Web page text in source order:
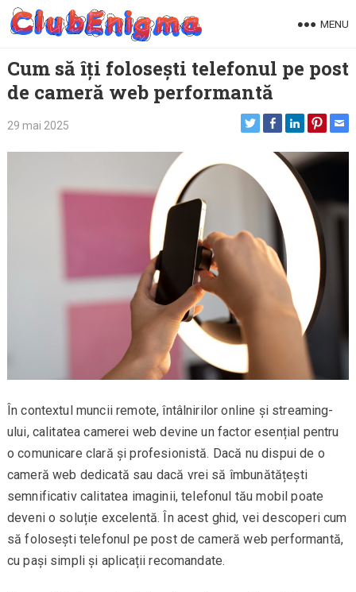
Skip
MENU
Cum să îți folosești telefonul pe post
de cameră web performantă
29 mai 2025
În contextul muncii remote, întâlnirilor online și streaming-
ului, calitatea camerei web devine un factor esențial pentru
o comunicare clară și profesionistă. Dacă nu dispui de o
cameră web dedicată sau dacă vrei să îmbunătățești
semnificativ calitatea imaginii, telefonul tău mobil poate
deveni o soluție excelentă. În acest ghid, vei descoperi cum
să folosești telefonul pe post de cameră web performantă,
cu pași simpli și aplicații recomandate.